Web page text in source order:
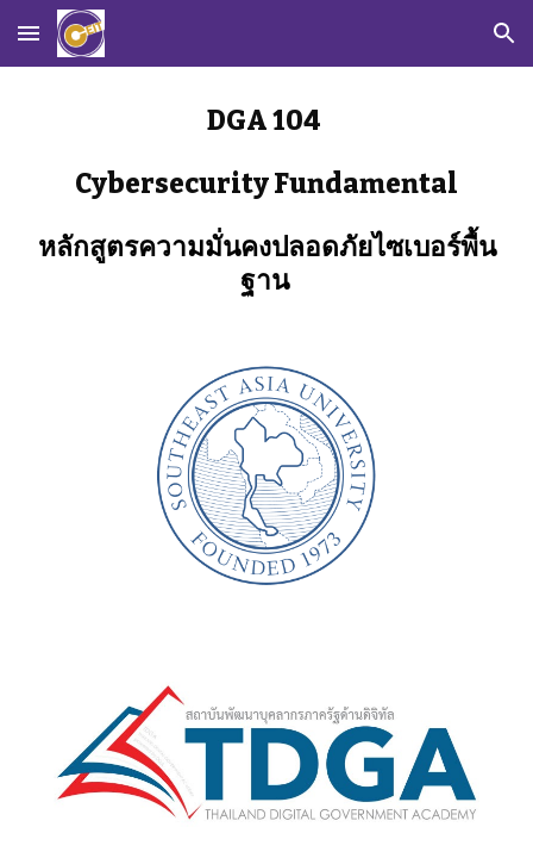
Skip to main content Skip to navigation
DGA 104
Cybersecurity Fundamental
หลักสูตรความมั่นคงปลอดภัยไซเบอร์พื้น
ฐาน